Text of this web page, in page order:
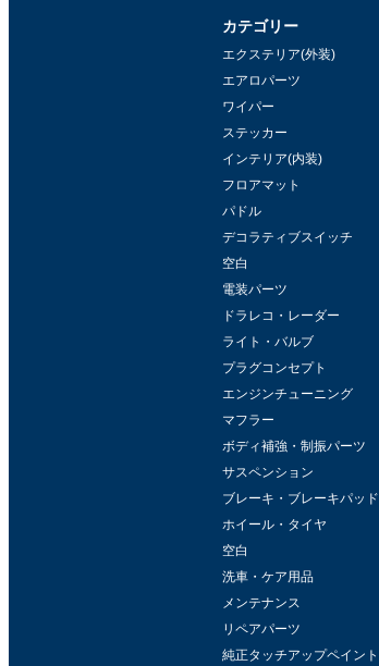
カテゴリー
エクステリア(外装)
エアロパーツ
ワイパー
ステッカー
インテリア(内装)
フロアマット
パドル
デコラティブスイッチ
空白
電装パーツ
ドラレコ・レーダー
ライト・バルブ
プラグコンセプト
エンジンチューニング
マフラー
ボディ補強・制振パーツ
サスペンション
ブレーキ・ブレーキパッド
ホイール・タイヤ
空白
洗車・ケア用品
メンテナンス
リペアパーツ
純正タッチアップペイント